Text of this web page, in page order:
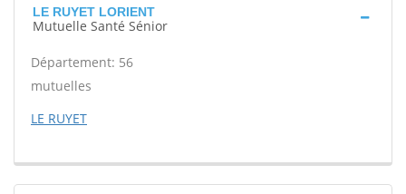
LE RUYET LORIENT
Mutuelle Santé Sénior
Département: 56
mutuelles
LE RUYET